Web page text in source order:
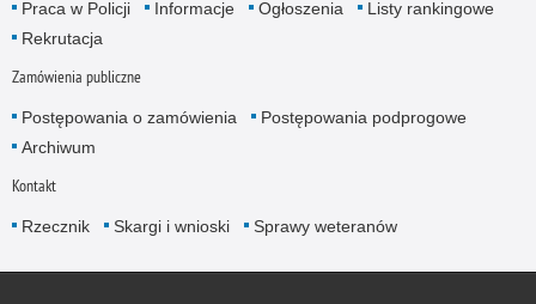
Praca w Policji Informacje Ogłoszenia
Listy rankingowe
Rekrutacja
Zamówienia publiczne
Postępowania o zamówienia
Postępowania podprogowe
Archiwum
Kontakt
Rzecznik Skargi i wnioski Sprawy weteranów